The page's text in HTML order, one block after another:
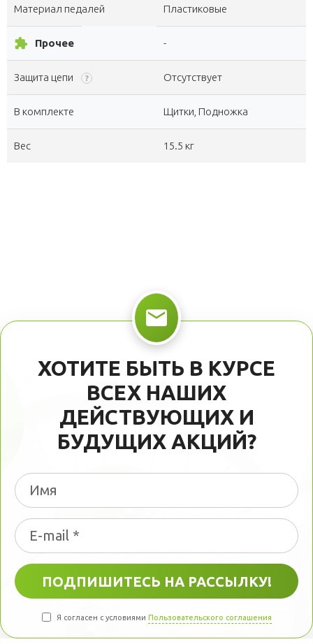
Материал педалей Пластиковые
extension Прочее -
Защита цепи ? Отсутствует
В комплекте Щитки, Подножка
Вес 15.5 кг
ХОТИТЕ БЫТЬ В КУРСЕ
ВСЕХ НАШИХ
ДЕЙСТВУЮЩИХ И
БУДУЩИХ АКЦИЙ?
Я согласен с условиями Пользовательского соглашения